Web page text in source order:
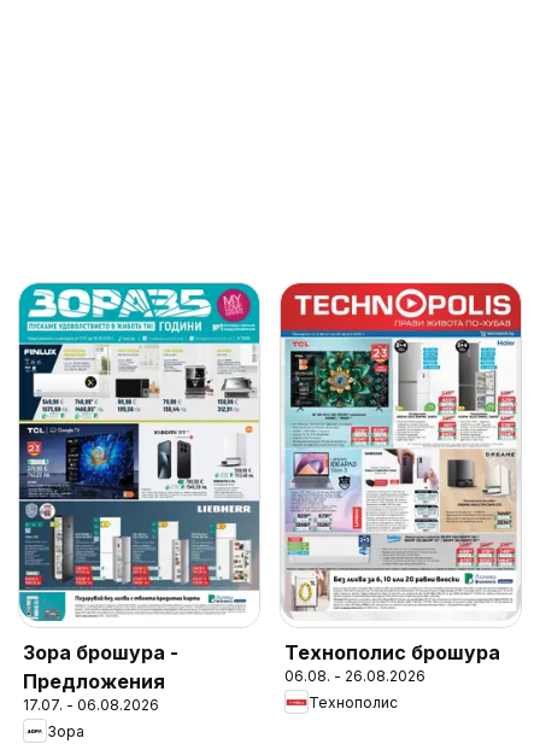
Зора брошура -
Предложения
17.07. - 06.08.2026
Зора
Технополис брошура
06.08. - 26.08.2026
Технополис